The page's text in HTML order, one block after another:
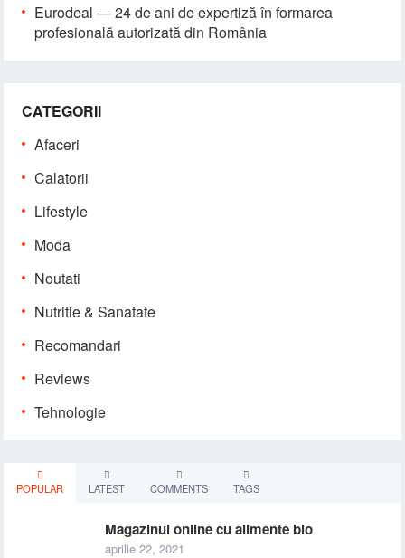
Eurodeal — 24 de ani de expertiză în formarea
profesională autorizată din România
CATEGORII
Afaceri
Calatorii
Lifestyle
Moda
Noutati
Nutritie & Sanatate
Recomandari
Reviews
Tehnologie
POPULAR LATEST COMMENTS TAGS
Magazinul online cu alimente bio
aprilie 22, 2021